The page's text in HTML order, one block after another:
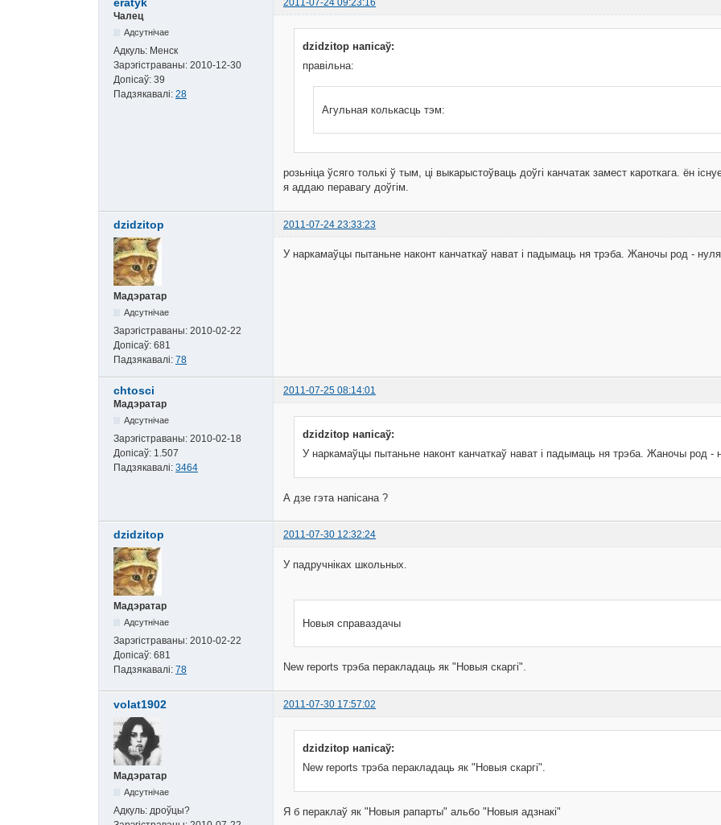
2011-07-24 09:23:16
Чалец
Адсутнічае
Адкуль: Менск
Зарэгістраваны: 2010-12-30
Допісаў: 39
Падзякавалі: 28
dzidzitop напісаў:
правільна:
Агульная колькасць тэм:
розьніца ўсяго толькі ў тым, ці выкарыстоўваць доўгі канчатак замест кароткага. ён
я аддаю перавагу доўгім.
dzidzitop 2011-07-24 23:33:23
Мадэратар
Адсутнічае
Зарэгістраваны: 2010-02-22
Допісаў: 681
Падзякавалі: 78
У наркамаўцы пытаньне наконт канчаткаў нават і падымаць ня трэба. Жаночы род -
chtosci
2011-07-25 08:14:01
Мадэратар
Адсутнічае
Зарэгістраваны: 2010-02-18
Допісаў: 1.507
Падзякавалі: 3464
dzidzitop напісаў:
У наркамаўцы пытаньне наконт канчаткаў нават і падымаць ня трэба. Жаночы род -
А дзе гэта напісана ?
dzidzitop 2011-07-30 12:32:24
Мадэратар
Адсутнічае
Зарэгістраваны: 2010-02-22
Допісаў: 681
Падзякавалі: 78
У падручніках школьных.
Новыя справаздачы
New reports трэба перакладаць як "Новыя скаргі".
volat1902 2011-07-30 17:57:02
Мадэратар
Адсутнічае
Адкуль: дроўцы?
dzidzitop напісаў:
New reports трэба перакладаць як "Новыя скаргі".
Я б пераклаў як "Новыя рапарты" альбо "Новыя адзнакі"